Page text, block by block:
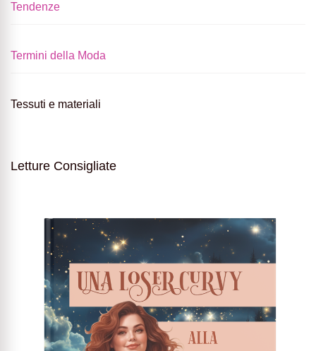
Tendenze
Termini della Moda
Tessuti e materiali
Letture Consigliate